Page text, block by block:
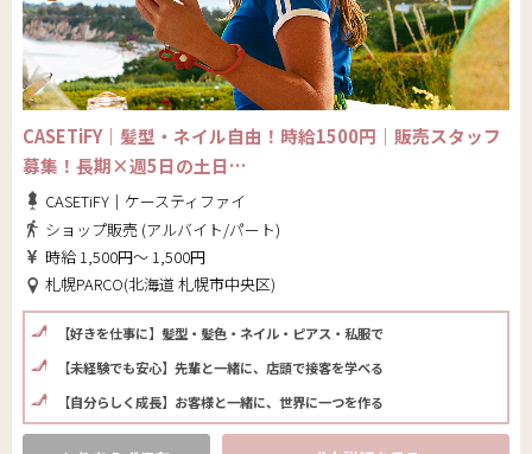
CASETiFY｜髪型・ネイル自由！時給1500円｜販売スタッフ
募集！長期×週5日の土日…
CASETiFY｜ケースティファイ
ショップ販売 (アルバイト/パート)
時給 1,500円～ 1,500円
札幌PARCO(北海道 札幌市中央区)
【好きを仕事に】髪型・髪色・ネイル・ピアス・私服で
【未経験でも安心】先輩と一緒に、店頭で接客を学べる
【自分らしく成長】お客様と一緒に、世界に一つを作る